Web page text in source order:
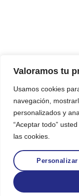
Valoramos tu
Usamos cookies
navegación,
personalizados y
“Aceptar todo”
las cookies.
Personalizar